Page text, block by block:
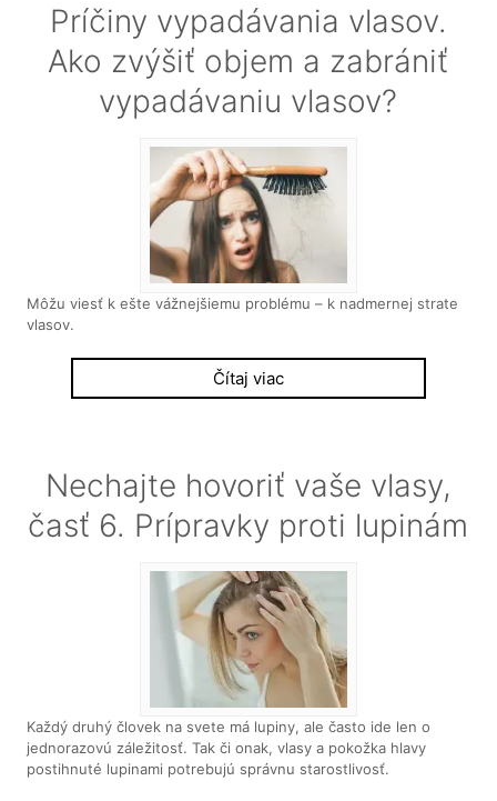
Príčiny vypadávania vlasov.
Ako zvýšiť objem a zabrániť
vypadávaniu vlasov?
Môžu viesť k ešte vážnejšiemu problému – k nadmernej strate
vlasov.
Čítaj viac
Nechajte hovoriť vaše vlasy,
časť 6. Prípravky proti lupinám
Každý druhý človek na svete má lupiny, ale často ide len o
jednorazovú záležitosť. Tak či onak, vlasy a pokožka hlavy
postihnuté lupinami potrebujú správnu starostlivosť.